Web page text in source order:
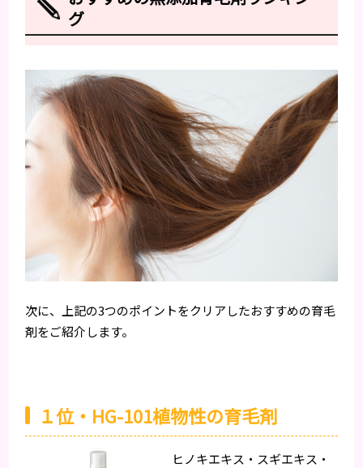
グ
次に、上記の3つのポイントをクリアしたおすすめの育毛
剤をご紹介します。
１位・HG-101植物性の育毛剤
ヒノキエキス・スギエキス・